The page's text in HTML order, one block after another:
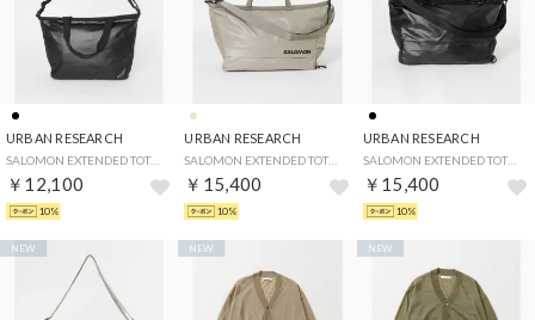
URBAN RESEARCH
￥12,100
10%
URBAN RESEARCH
￥15,400
10%
URBAN RESEARCH
SALOMON EXTENDED TOTEBAG （ブラック）
￥15,400
10%
NEW NEW NEW